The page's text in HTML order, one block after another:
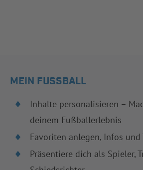
MEIN FUSSBALL
Inhalte personalisieren –
deinem Fußballerlebnis
Favoriten anlegen, Infos
Präsentiere dich als Spieler,